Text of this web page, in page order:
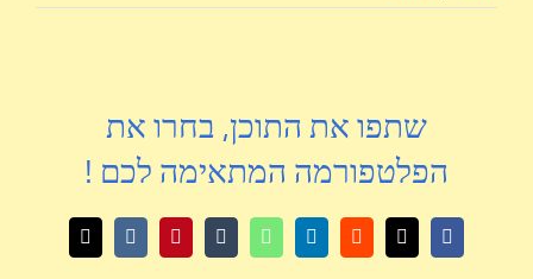
שתפו את התוכן, בחרו את
הפלטפורמה המתאימה לכם !
Facebook
X
Reddit
LinkedIn
WhatsApp
Tumblr
Pinterest
Vk
כתובת
דואר